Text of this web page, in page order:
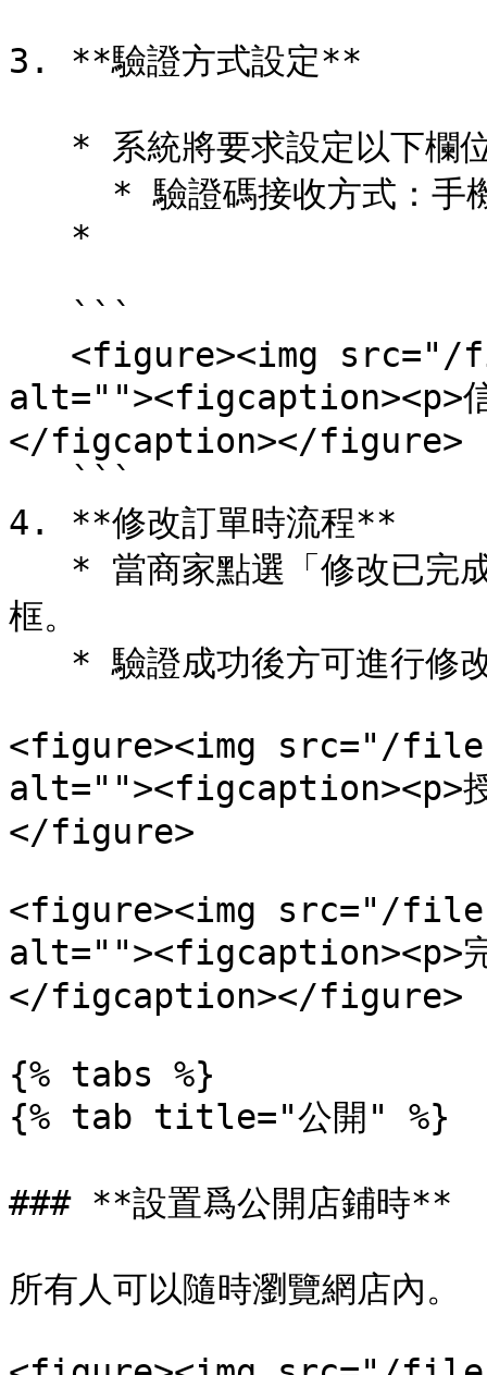
3. **驗證方式設定**
alt=""><figcaption><p>信
</figcaption></figure>
4. **修改訂單時流程**
框。
<figure><img src="/files/
alt=""><figcaption><p>
</figure>
<figure><img src="/files/
alt=""><figcaption><p>完
</figcaption></figure>
{% tabs %}
{% tab title="公開" %}
### **設置爲公開店鋪時**
所有人可以隨時瀏覽網店內。